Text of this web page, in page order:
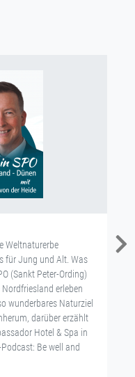
Weltnaturerbe
für Jung und Alt. Was
(Sankt Peter-Ording)
erleben
wunderbares Naturziel
darüber erzählt
Hotel & Spa in
Be well and